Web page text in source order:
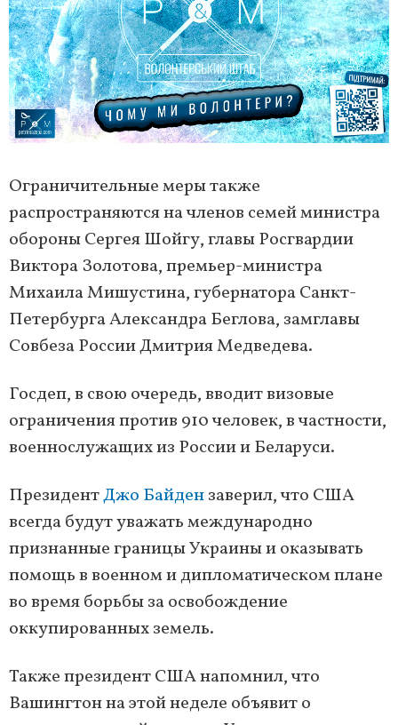
Ограничительные меры также
распространяются на членов семей министра
обороны Сергея Шойгу, главы Росгвардии
Виктора Золотова, премьер-министра
Михаила Мишустина, губернатора Санкт-
Петербурга Александра Беглова, замглавы
Совбеза России Дмитрия Медведева.
Госдеп, в свою очередь, вводит визовые
ограничения против 910 человек, в частности,
военнослужащих из России и Беларуси.
ПрезидентДжо Байдензаверил, что США
всегда будут уважать международно
признанные границы Украины и оказывать
помощь в военном и дипломатическом плане
во время борьбы за освобождение
оккупированных земель.
Также президент США напомнил, что
Вашингтон на этой неделе объявит о